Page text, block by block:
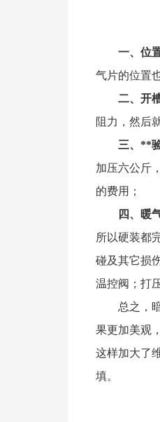
一、位置
气片的位置
二、开槽
阻力，然后
三、**
加压六公斤
的费用；
四、暖气
所以硬装都
碰及其它损
温控阀；打
总之，暗
果更加美观
这样加大了
填。